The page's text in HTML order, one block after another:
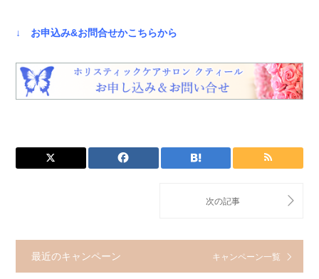
↓ お申込み&お問合せかこちらから
最近のキャンペーン キャンペーン一覧